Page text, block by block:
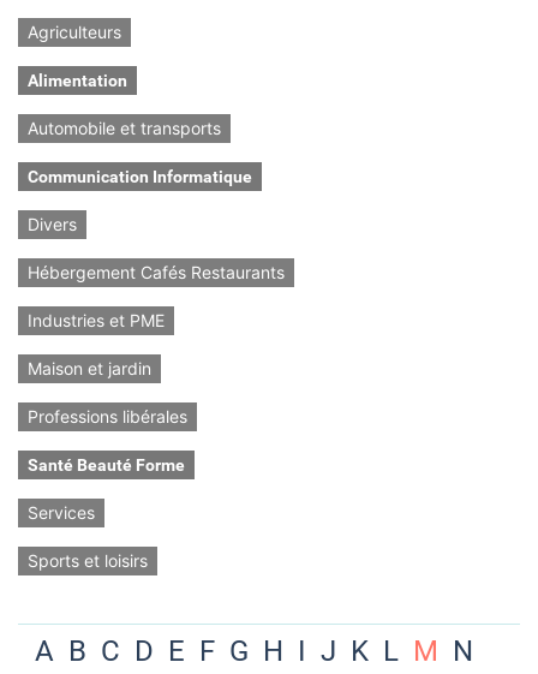
Agriculteurs
Alimentation
Automobile et transports
Communication Informatique
Divers
Hébergement Cafés Restaurants
Industries et PME
Maison et jardin
Professions libérales
Santé Beauté Forme
Services
Sports et loisirs
A B C D E F G H I J K L M N